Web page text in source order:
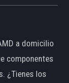
a domicilio
componentes
¿Tienes los